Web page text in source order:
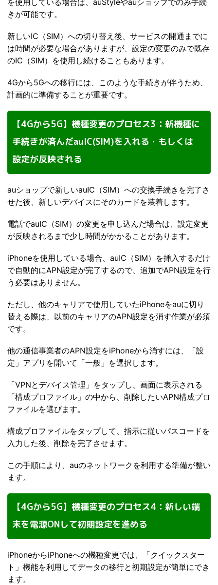
を使用している場合は、auStyleやauショップでのみ手続
きが可能です。
新しいIC（SIM）への切り替え後、サービスの開通までに
は時間が必要な場合がありますが、設定の変更のみで既存
のIC（SIM）を使用し続けることもあります。
4Gから5Gへの移行には、このような手続きが伴うため、
計画的に準備することが重要です。
【4Gから5G】機種変更のプロセス3：新機種に
手続きが済んだauIC(SIM)を入れる・もしくは
設定が反映される
auショップで新しいauIC（SIM）への交換手続きを完了さ
せた後、新しいデバイスにそのカードを装着します。
電話でauIC（SIM）の変更を申し込んだ場合は、設定変更
が反映されるまで少し時間がかかることがあります。
iPhoneを使用している場合、auIC（SIM）を挿入するだけ
で自動的にAPN設定が完了するので、追加でAPN設定を行
う必要はありません。
ただし、他のキャリアで使用していたiPhoneをauに切り
替える際は、以前のキャリアのAPN設定を消す作業が必須
です。
他の通信事業者のAPN設定をiPhoneから消すには、「設
定」アプリを開いて「一般」を選択します。
「VPNとデバイス管理」をタップし、画面に表示される
「構成プロファイル」の中から、削除したいAPN構成プロ
ファイルを選びます。
構成プロファイルをタップして、指示に従いパスコードを
入力した後、削除を完了させます。
この手順により、auのネットワークを利用する準備が整い
ます。
【4Gから5G】機種変更のプロセス4：新しい端
末を電源ONして初期設定を進める
iPhoneからiPhoneへの機種変更では、「クイックスター
ト」機能を利用してデータの移行と初期設定が簡単にでき
ます。